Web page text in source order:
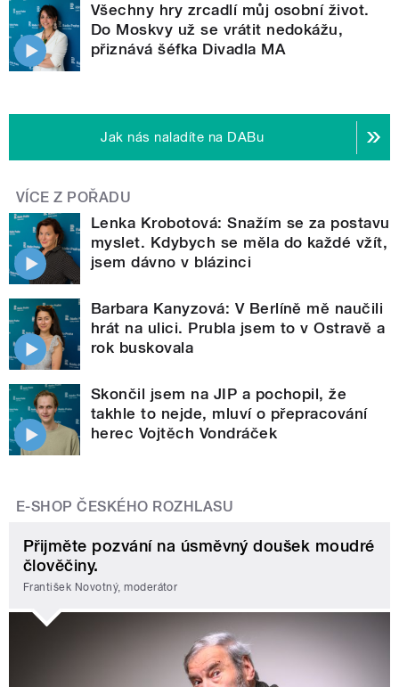
Všechny hry zrcadlí můj osobní život.
Do Moskvy už se vrátit nedokážu,
přiznává šéfka Divadla MA
Jak nás naladíte na DABu
VÍCE Z POŘADU
Lenka Krobotová: Snažím se za postavu
myslet. Kdybych se měla do každé vžít,
jsem dávno v blázinci
Barbara Kanyzová: V Berlíně mě naučili
hrát na ulici. Prubla jsem to v Ostravě a
rok buskovala
Skončil jsem na JIP a pochopil, že
takhle to nejde, mluví o přepracování
herec Vojtěch Vondráček
E-SHOP ČESKÉHO ROZHLASU
Přijměte pozvání na úsměvný doušek moudré
člověčiny.
František Novotný, moderátor